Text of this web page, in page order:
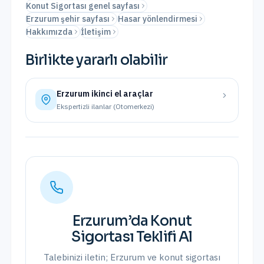
Konut Sigortası genel sayfası
Erzurum şehir sayfası
Hasar yönlendirmesi
Hakkımızda
İletişim
Birlikte yararlı olabilir
Erzurum ikinci el araçlar
Ekspertizli ilanlar (Otomerkezi)
Erzurum’da Konut
Sigortası Teklifi Al
Talebinizi iletin; Erzurum ve konut sigortası